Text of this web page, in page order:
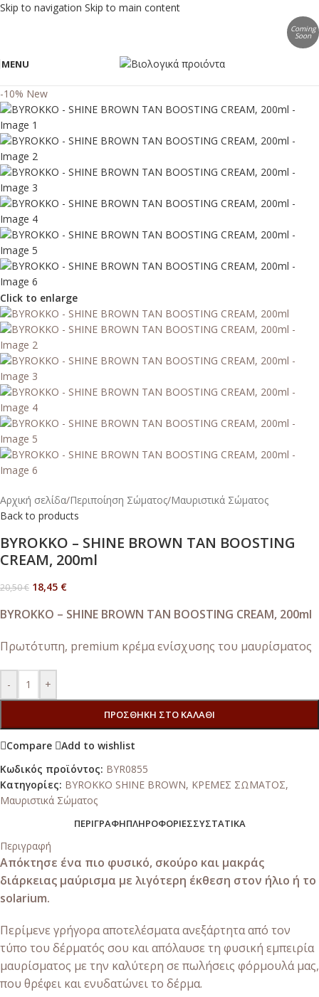
Skip to navigation Skip to main content
MENU
-10% New
Click to enlarge
Αρχική σελίδα/Περιποίηση Σώματος/Μαυριστικά Σώματος
Back to products
BYROKKO – SHINE BROWN TAN BOOSTING
CREAM, 200ml
20,50€ 18,45 €
BYROKKO – SHINE BROWN TAN BOOSTING CREAM, 200ml
Πρωτότυπη, premium κρέμα ενίσχυσης του μαυρίσματος
- +
ΠΡΟΣΘΉΚΗ ΣΤΟ ΚΑΛΆΘΙ
Compare
Add to wishlist
Κωδικός προϊόντος: BYR0855
Κατηγορίες: BYROKKO SHINE BROWN, ΚΡΕΜΕΣ ΣΩΜΑΤΟΣ,
Μαυριστικά Σώματος
ΠΕΡΙΓΡΑΦΉΠΛΗΡΟΦΟΡΊΕΣΣΥΣΤΑΤΙΚΆ
Περιγραφή
Απόκτησε ένα πιο φυσικό, σκούρο και μακράς
διάρκειας μαύρισμα με λιγότερη έκθεση στον ήλιο ή το
solarium.
Περίμενε γρήγορα αποτελέσματα ανεξάρτητα από τον
τύπο του δέρματός σου και απόλαυσε τη φυσική εμπειρία
μαυρίσματος με την καλύτερη σε πωλήσεις φόρμουλά μας,
που θρέφει και ενυδατώνει το δέρμα.
Coming
Soon